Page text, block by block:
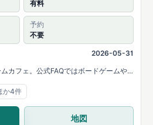
有料
予約
不要
2026-05-31
カフェ。公式FAQではボードゲームや
案内されています。
か4件
地図